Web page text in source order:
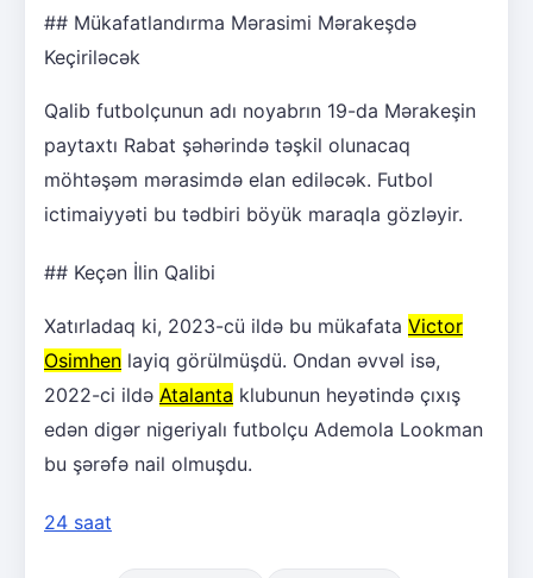
## Mükafatlandırma Mərasimi Mərakeşdə
Keçiriləcək
Qalib futbolçunun adı noyabrın 19-da Mərakeşin
paytaxtı Rabat şəhərində təşkil olunacaq
möhtəşəm mərasimdə elan ediləcək. Futbol
ictimaiyyəti bu tədbiri böyük maraqla gözləyir.
## Keçən İlin Qalibi
Xatırladaq ki, 2023-cü ildə bu mükafata Victor
Osimhen layiq görülmüşdü. Ondan əvvəl isə,
2022-ci ildə Atalanta klubunun heyətində çıxış
edən digər nigeriyalı futbolçu Ademola Lookman
bu şərəfə nail olmuşdu.
24 saat